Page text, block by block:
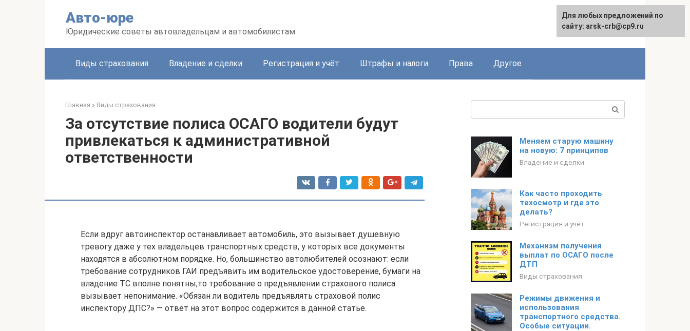
Авто-юре
Юридические советы автовладельцам и автомобилистам
Виды страхования Владение и сделки Регистрация и учёт Штрафы и налоги Права Другое
Главная » Виды страхования
За отсутствие полиса ОСАГО водители будут
привлекаться к административной
ответственности
Если вдруг автоинспектор останавливает автомобиль, это вызывает душевную
тревогу даже у тех владельцев транспортных средств, у которых все документы
находятся в абсолютном порядке. Но, большинство автолюбителей осознают: если
требование сотрудников ГАИ предъявить им водительское удостоверение, бумаги на
владение ТС вполне понятны,то требование о предъявлении страхового полиса
вызывает непонимание. «Обязан ли водитель предъявлять страховой полис
инспектору ДПС?» — ответ на этот вопрос содержится в данной статье.
Меняем старую машину
на новую: 7 принципов
Владение и сделки
Как часто проходить
техосмотр и где это
делать?
Регистрация и учёт
Механизм получения
выплат по ОСАГО после
ДТП
Виды страхования
Режимы движения и
использования
транспортного средства.
Особые ситуации.
Для любых предложений по
сайту: arsk-crb@cp9.ru